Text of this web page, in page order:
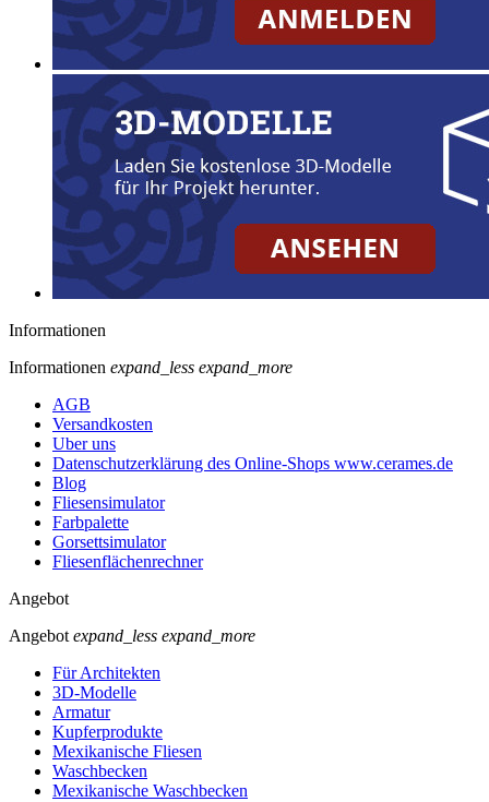
Informationen
Informationen expand_less expand_more
AGB
Versandkosten
Uber uns
Datenschutzerklärung des Online-Shops www.cerames.de
Blog
Fliesensimulator
Farbpalette
Gorsettsimulator
Fliesenflächenrechner
Angebot
Angebot expand_less expand_more
Für Architekten
3D-Modelle
Armatur
Kupferprodukte
Mexikanische Fliesen
Waschbecken
Mexikanische Waschbecken